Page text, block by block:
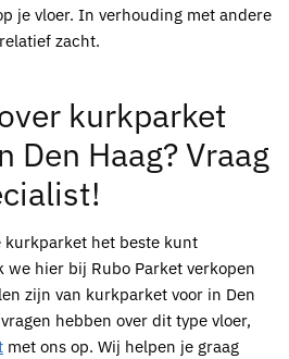
je vloer. In verhouding met andere
relatief zacht.
kurkparket
Den Haag? Vraag
kurkparket het beste kunt
we hier bij Rubo Parket verkopen
zijn van kurkparket voor in Den
hebben over dit type vloer,
met ons op. Wij helpen je graag